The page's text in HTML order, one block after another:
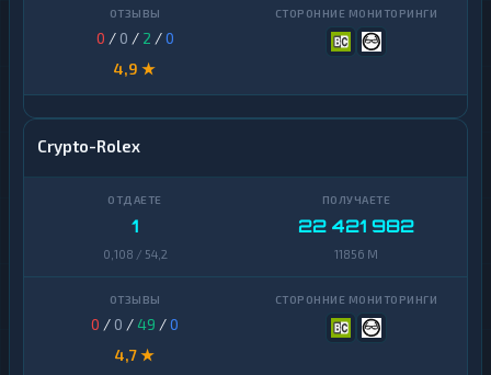
0 / 0 / 2 /0
4,9 ★
Crypto-Rolex
1
0,108 / 54,2
22 421 982
11856 M
0 / 0 / 49 /0
4,7 ★